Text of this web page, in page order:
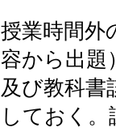
授業時間外
容から出題
及び教科書
しておく